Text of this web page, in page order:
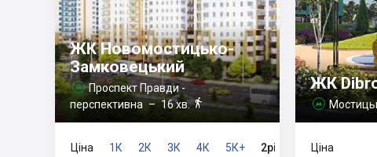
ЖК Новомостицько-
Замковецький

Проспект Правди -
перспективна – 16 хв.
1К 2К 3К 4К 5К+ 2рів
Ціна
ЖК

Ціна